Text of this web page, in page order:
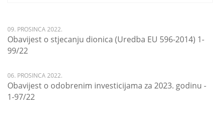
09. PROSINCA 2022.
Obavijest o stjecanju dionica (Uredba EU 596-2014) 1-
99/22
06. PROSINCA 2022.
Obavijest o odobrenim investicijama za 2023. godinu -
1-97/22